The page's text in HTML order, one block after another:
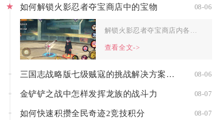
如何解锁火影忍者夺宝商店中的宝物 08-06
查看全文->
三国志战略版七级贼寇的挑战解决方案是什么 08-06
金铲铲之战中怎样发挥龙族的战斗力 08-07
如何快速积攒全民奇迹2竞技积分 08-07